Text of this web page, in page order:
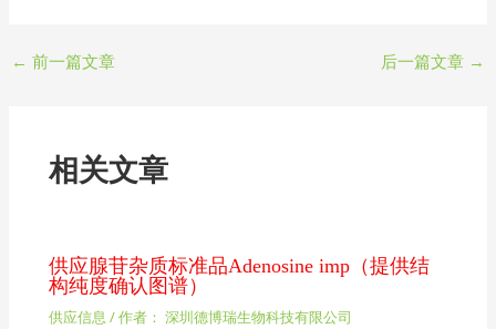
← 前一篇文章 后一篇文章 →
相关文章
供应腺苷杂质标准品Adenosine imp（提供结
构纯度确认图谱）
供应信息 / 作者： 深圳德博瑞生物科技有限公司